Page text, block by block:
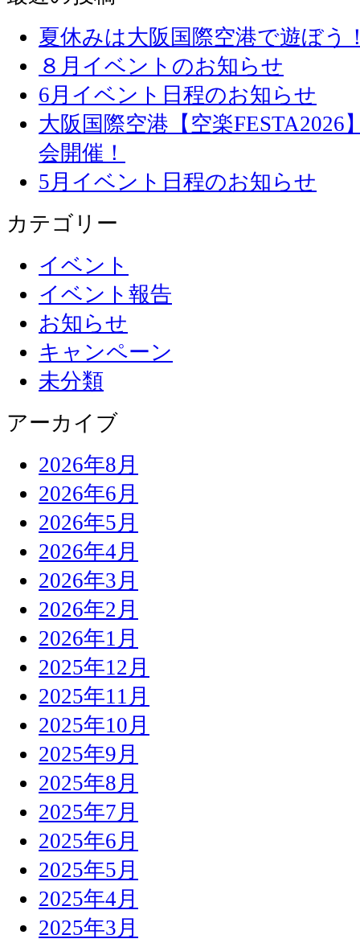
夏休みは大阪国際空港で遊ぼう
８月イベントのお知らせ
6月イベント日程のお知らせ
大阪国際空港【空楽
会開催！
5月イベント日程のお知らせ
カテゴリー
イベント
イベント報告
お知らせ
キャンペーン
未分類
アーカイブ
2026年8月
2026年6月
2026年5月
2026年4月
2026年3月
2026年2月
2026年1月
2025年12月
2025年11月
2025年10月
2025年9月
2025年8月
2025年7月
2025年6月
2025年5月
2025年4月
2025年3月